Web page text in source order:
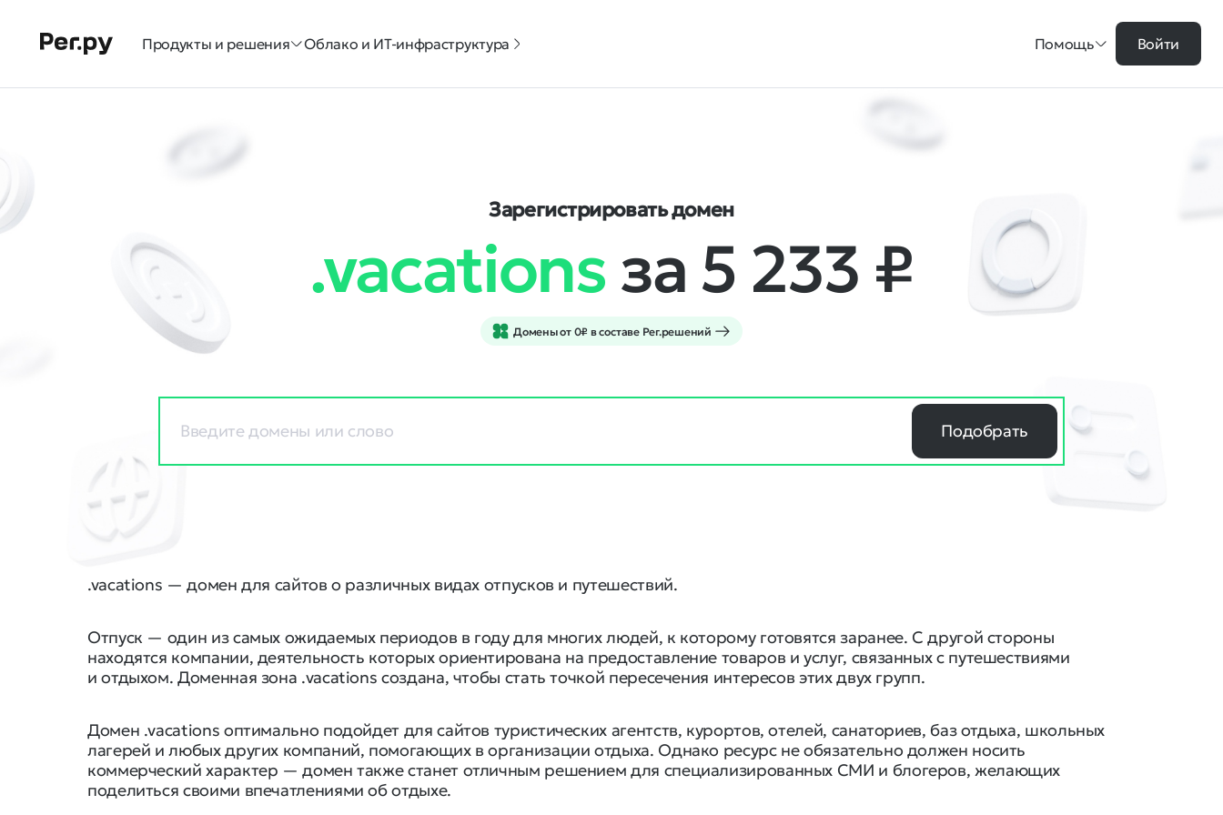
Продукты и решения Облако и ИТ-инфраструктура Помощь Войти
Зарегистрировать домен
.vacations за 5 233 ₽
Домены от 0₽ в составе Рег.решений
Подобрать
.vacations — домен для сайтов о различных видах отпусков и путешествий.
Отпуск — один из самых ожидаемых периодов в году для многих людей, к которому готовятся заранее. С другой стороны
находятся компании, деятельность которых ориентирована на предоставление товаров и услуг, связанных с путешествиями
и отдыхом. Доменная зона .vacations создана, чтобы стать точкой пересечения интересов этих двух групп.
Домен .vacations оптимально подойдет для сайтов туристических агентств, курортов, отелей, санаториев, баз отдыха, школьных
лагерей и любых других компаний, помогающих в организации отдыха. Однако ресурс не обязательно должен носить
коммерческий характер — домен также станет отличным решением для специализированных СМИ и блогеров, желающих
поделиться своими впечатлениями об отдыхе.